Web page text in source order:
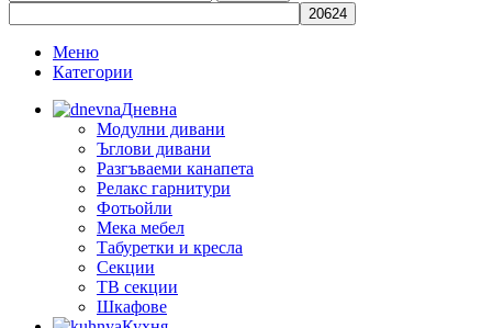
Меню
Категории
Дневна
Модулни дивани
Ъглови дивани
Разгъваеми канапета
Релакс гарнитури
Фотьойли
Мека мебел
Табуретки и кресла
Секции
ТВ секции
Шкафове